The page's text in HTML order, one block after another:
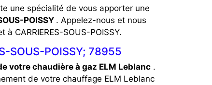
une spécialité de vous apporter une
POISSY . Appelez-nous et nous
CARRIERES-SOUS-POISSY.
SOUS-POISSY; 78955
votre chaudière à gaz ELM Leblanc .
de votre chauffage ELM Leblanc